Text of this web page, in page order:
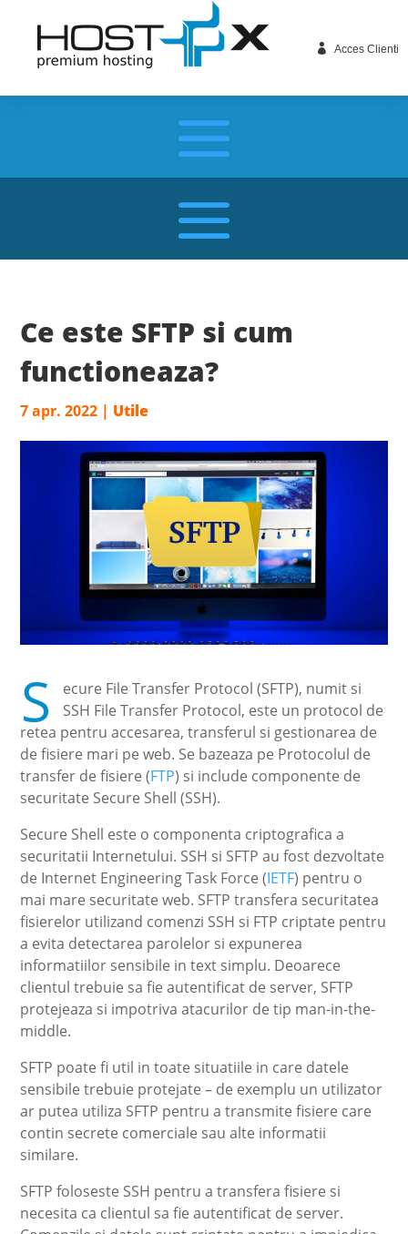
 Acces Clienti
Ce este SFTP si cum
functioneaza?
7 apr. 2022 | Utile
S
ecure File Transfer Protocol (SFTP), numit si
SSH File Transfer Protocol, este un protocol de
retea pentru accesarea, transferul si gestionarea de
de fisiere mari pe web. Se bazeaza pe Protocolul de
transfer de fisiere (FTP) si include componente de
securitate Secure Shell (SSH).
Secure Shell este o componenta criptografica a
securitatii Internetului. SSH si SFTP au fost dezvoltate
de Internet Engineering Task Force (IETF) pentru o
mai mare securitate web. SFTP transfera securitatea
fisierelor utilizand comenzi SSH si FTP criptate pentru
a evita detectarea parolelor si expunerea
informatiilor sensibile in text simplu. Deoarece
clientul trebuie sa fie autentificat de server, SFTP
protejeaza si impotriva atacurilor de tip man-in-the-
middle.
SFTP poate fi util in toate situatiile in care datele
sensibile trebuie protejate – de exemplu un utilizator
ar putea utiliza SFTP pentru a transmite fisiere care
contin secrete comerciale sau alte informatii
similare.
SFTP foloseste SSH pentru a transfera fisiere si
necesita ca clientul sa fie autentificat de server.